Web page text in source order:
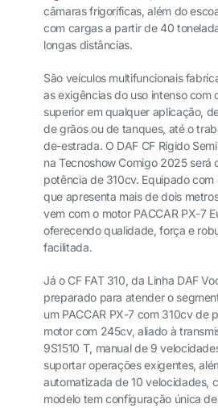
câmaras frigoríficas, além do
com cargas a partir de 40
longas distâncias.
São veículos multifuncionais
as exigências do uso intenso com
superior em qualquer aplicação,
de grãos ou de tanques, até o
de-estrada. O DAF CF Rígido
na Tecnoshow Comigo 2025 será
potência de 310cv. Equipado com
que apresenta mais de dois
vem com o motor PACCAR PX-7
oferecendo qualidade, força e
facilitada.
Já o CF FAT 310, da Linha DAF
preparado para atender o
um PACCAR PX-7 com 310cv de
motor com 245cv, aliado à
9S1510 T, manual de 9
suportar operações exigentes,
automatizada de 10 velocidades,
modelo tem configuração única